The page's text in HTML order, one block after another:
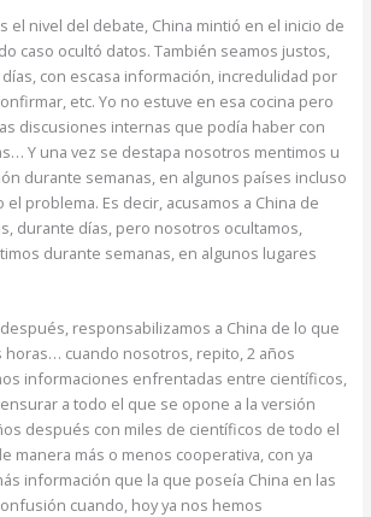
el nivel del debate, China mintió en el inicio de
caso ocultó datos. También seamos justos,
con escasa información, incredulidad por
etc. Yo no estuve en esa cocina pero
discusiones internas que podía haber con
Y una vez se destapa nosotros mentimos u
durante semanas, en algunos países incluso
problema. Es decir, acusamos a China de
durante días, pero nosotros ocultamos,
durante semanas, en algunos lugares
responsabilizamos a China de lo que
horas… cuando nosotros, repito, 2 años
informaciones enfrentadas entre científicos,
a todo el que se opone a la versión
después con miles de científicos de todo el
manera más o menos cooperativa, con ya
información que la que poseía China en las
cuando, hoy ya nos hemos